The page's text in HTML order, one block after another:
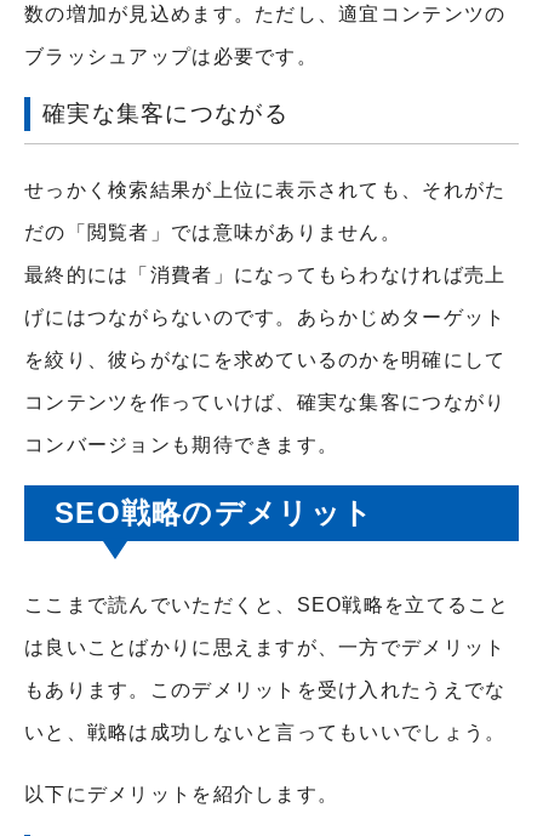
数の増加が見込めます。ただし、適宜コンテンツの
ブラッシュアップは必要です。
確実な集客につながる
せっかく検索結果が上位に表示されても、それがた
だの「閲覧者」では意味がありません。
最終的には「消費者」になってもらわなければ売上
げにはつながらないのです。あらかじめターゲット
を絞り、彼らがなにを求めているのかを明確にして
コンテンツを作っていけば、確実な集客につながり
コンバージョンも期待できます。
SEO戦略のデメリット
ここまで読んでいただくと、SEO戦略を立てること
は良いことばかりに思えますが、一方でデメリット
もあります。このデメリットを受け入れたうえでな
いと、戦略は成功しないと言ってもいいでしょう。
以下にデメリットを紹介します。